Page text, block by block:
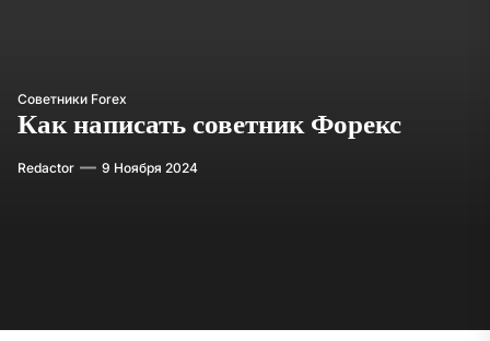
Советники Forex
Как написать советник Форекс
Redactor 9 Ноября 2024